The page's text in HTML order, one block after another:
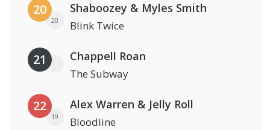
20
20
Shaboozey & Myles Smith
Blink Twice
21 Chappell Roan
The Subway
22
19
Alex Warren & Jelly Roll
Bloodline